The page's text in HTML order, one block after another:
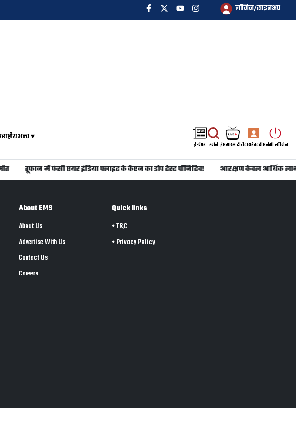
लॉगिन/साइनअप
अन्य▾
ई-पेपर खोजें ईएमएस टीवीडायरेक्टरीएजेंसी लॉगिन
तूफान में फंसी एयर इंडिया फ्लाइट के कैप्टन का डोप टेस्ट पॉजिटिव! आरक्षण केवल आर्थिक लाभ
About EMS
About Us
Advertise With Us
Contact Us
Careers
Quick links
•T&C
•Privacy Policy